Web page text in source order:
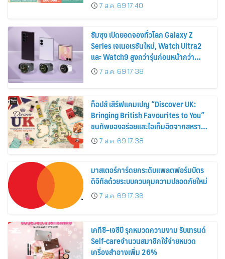
2569
7 ส.ค. 69 17:40
ซัมซุง เปิดยอดจองทั่วโลก Galaxy Z
Series เจเนอเรชันใหม่, Watch Ultra2
และ Watch9 สูงกว่ารุ่นก่อนหน้ากว่า
30%7 ส.ค. 69 17:38
ท็อปส์ เสิร์ฟแคมเปญ “Discover UK:
Bringing British Favourites to You”
ขนทัพของอร่อยและไอเท็มฮิตจากสหราช
อาณาจักร ส่งตรงถึงมือตั้งแต่วันนี้ – 18
สิงหาคมนี้
7 ส.ค. 69 17:38
มาสเตอร์การ์ดยกระดับแพลตฟอร์มบัตร
ดิจิทัลด้วยระบบควบคุมความปลอดภัยใหม่
7 ส.ค. 69 17:36
เคทีซี–เจซีบี รุกหมวดความงาม รับเทรนด์
Self-careจำนวนสมาชิกใช้จ่ายหมวด
เครื่องสำอางเพิ่ม 26%